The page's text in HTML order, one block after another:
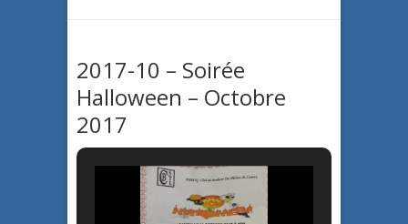
2017-10 – Soirée
Halloween – Octobre
2017